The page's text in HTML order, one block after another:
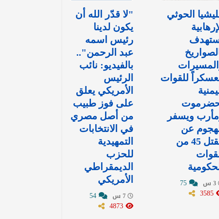
الحوثي
للقوات
ويسفر
عن
مقتل 45 من
"لا قدّر الله أن
يكون لدينا
رئيس اسمه
عبد الرحمن"..
بالفيديو: نائب
الرئيس
الأمريكي يعلق
على فوز طبيب
من أصل مصري
في الانتخابات
التمهيدية
للحزب
الديمقراطي
الأمريكي